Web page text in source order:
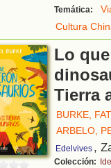
Temática:
Cultura
Lo
Tierra
BURKE,
ARBELO,
Edelvives ,
Colección: